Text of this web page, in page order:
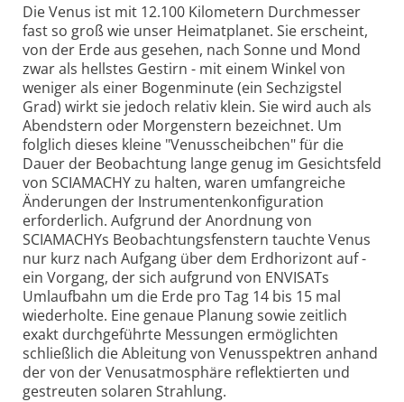
Die Venus ist mit 12.100 Kilometern Durchmesser
fast so groß wie unser Heimatplanet. Sie erscheint,
von der Erde aus gesehen, nach Sonne und Mond
zwar als hellstes Gestirn - mit einem Winkel von
weniger als einer Bogenminute (ein Sechzigstel
Grad) wirkt sie jedoch relativ klein. Sie wird auch als
Abendstern oder Morgenstern bezeichnet. Um
folglich dieses kleine "Venusscheibchen" für die
Dauer der Beobachtung lange genug im Gesichtsfeld
von SCIAMACHY zu halten, waren umfangreiche
Änderungen der Instrumentenkonfiguration
erforderlich. Aufgrund der Anordnung von
SCIAMACHYs Beobachtungsfenstern tauchte Venus
nur kurz nach Aufgang über dem Erdhorizont auf -
ein Vorgang, der sich aufgrund von ENVISATs
Umlaufbahn um die Erde pro Tag 14 bis 15 mal
wiederholte. Eine genaue Planung sowie zeitlich
exakt durchgeführte Messungen ermöglichten
schließlich die Ableitung von Venusspektren anhand
der von der Venusatmosphäre reflektierten und
gestreuten solaren Strahlung.